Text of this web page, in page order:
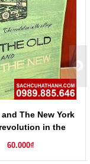
The New York
in the
village)
60.000₫